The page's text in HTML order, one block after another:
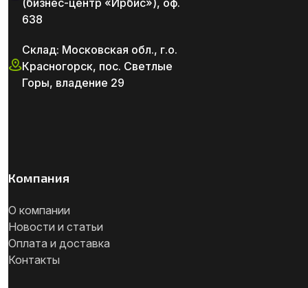
638
Склад: Московская обл., г.о.
Красногорск, пос. Светлые
Горы, владение 29
Компания
О компании
Новости и статьи
Оплата и доставка
Контакты